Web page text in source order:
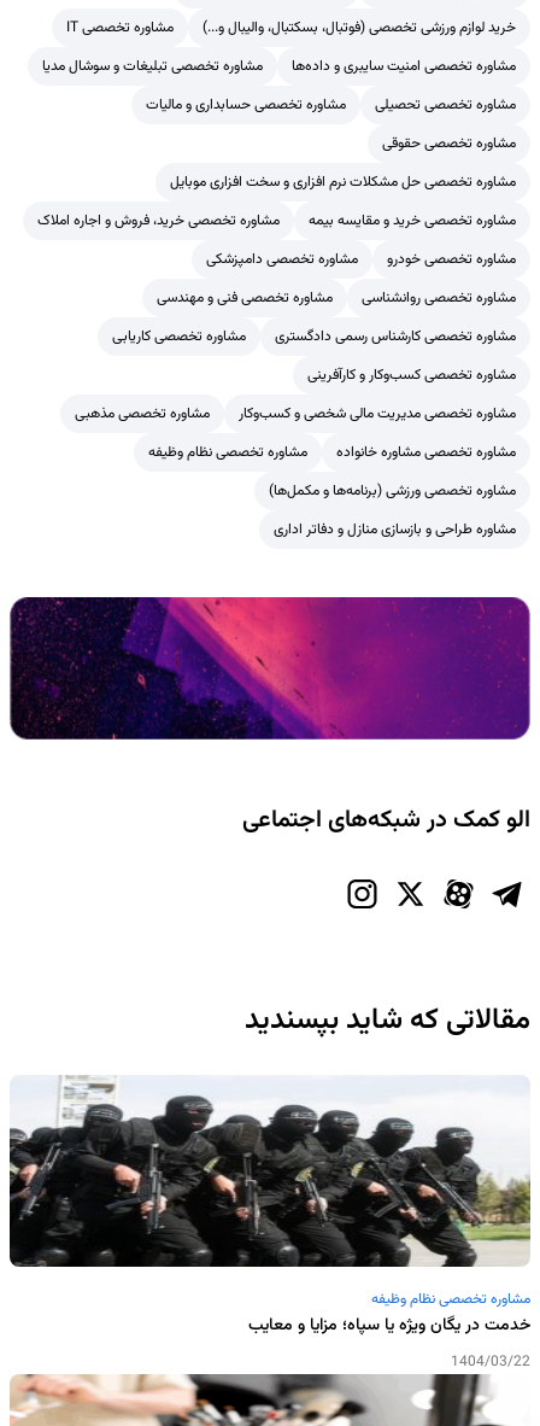
خرید لوازم ورزشی تخصصی (فوتبال، بسکتبال، والیبال و...)
مشاوره تخصصی IT
مشاوره تخصصی امنیت سایبری و داده‌ها
مشاوره تخصصی تبلیغات و سوشال مدیا
مشاوره تخصصی تحصیلی
مشاوره تخصصی حسابداری و مالیات
مشاوره تخصصی حقوقی
مشاوره تخصصی حل مشکلات نرم افزاری و سخت افزاری موبایل
مشاوره تخصصی خرید و مقایسه بیمه
مشاوره تخصصی خرید، فروش و اجاره املاک
مشاوره تخصصی خودرو
مشاوره تخصصی دامپزشکی
مشاوره تخصصی روانشناسی
مشاوره تخصصی فنی و مهندسی
مشاوره تخصصی کارشناس رسمی دادگستری
مشاوره تخصصی کاریابی
مشاوره تخصصی کسب‌وکار و کارآفرینی
مشاوره تخصصی مدیریت مالی شخصی و کسب‌وکار
مشاوره تخصصی مذهبی
مشاوره تخصصی مشاوره خانواده
مشاوره تخصصی نظام وظیفه
مشاوره تخصصی ورزشی (برنامه‌ها و مکمل‌ها)
مشاوره طراحی و بازسازی منازل و دفاتر اداری
الو کمک در شبکه‌های اجتماعی
مقالاتی که شاید بپسندید
مشاوره تخصصی نظام وظیفه
خدمت در یگان ویژه یا سپاه؛ مزایا و معایب
1404/03/22